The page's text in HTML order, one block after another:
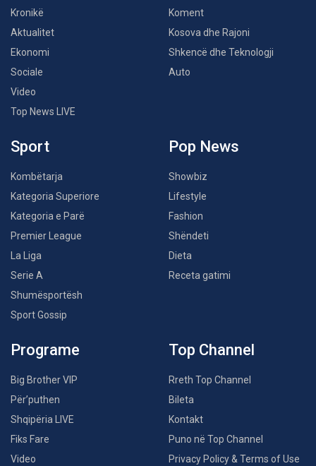
Kronikë
Aktualitet
Ekonomi
Sociale
Video
Top News LIVE
Koment
Kosova dhe Rajoni
Shkencë dhe Teknologji
Auto
Sport
Kombëtarja
Kategoria Superiore
Kategoria e Parë
Premier League
La Liga
Serie A
Shumësportësh
Sport Gossip
Pop News
Showbiz
Lifestyle
Fashion
Shëndeti
Dieta
Receta gatimi
Programe
Big Brother VIP
Për’puthen
Shqipëria LIVE
Fiks Fare
Video
Top Channel
Rreth Top Channel
Bileta
Kontakt
Puno në Top Channel
Privacy Policy & Terms of Use